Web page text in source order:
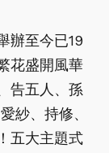
辦至今已19
花盛開風華
告五人、孫
紗、持修、
五大主題式